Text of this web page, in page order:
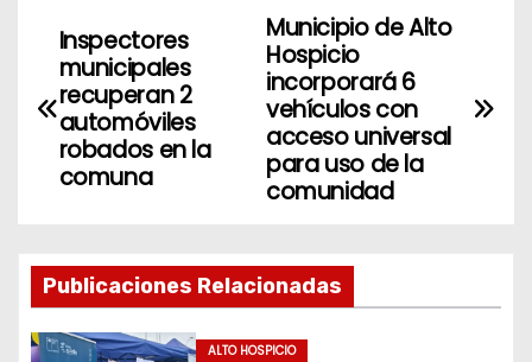
N
a
c
Municipio de Alto
Hospicio
incorporará 6
vehículos con
acceso universal
para uso de la
comunidad
Inspectores
municipales
recuperan 2
automóviles
robados en la
comuna
Publicaciones Relacionadas
ALTO HOSPICIO